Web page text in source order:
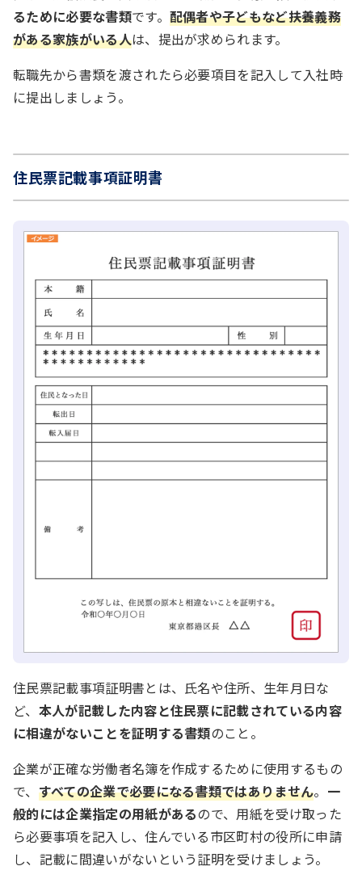
るために必要な書類です。 配偶者や子どもなど扶養義務
がある家族がいる人は、提出が求められます。
転職先から書類を渡されたら必要項目を記入して入社時
に提出しましょう。
住民票記載事項証明書
住民票記載事項証明書とは、氏名や住所、生年月日な
ど、 本人が記載した内容と住民票に記載されている内容
に相違がないことを証明する書類のこと。
企業が正確な労働者名簿を作成するために使用するもの
で、 すべての企業で必要になる書類ではありません。 一
般的には企業指定の用紙があるので、用紙を受け取った
ら必要事項を記入し、住んでいる市区町村の役所に申請
し、記載に間違いがないという証明を受けましょう。